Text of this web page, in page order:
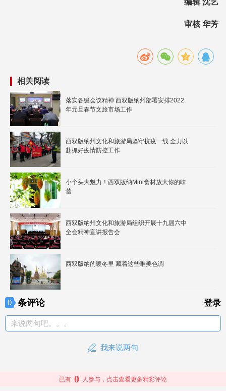
编辑 沈艺
审核 华芳
相关阅读
落实各级会议精神 西双版纳州部署安排2022
年元旦春节文旅市场工作
西双版纳州文化和旅游局坚守抗疫一线 全力以
赴抓好疫情防控工作
小个头大魅力！西双版纳Mini食材放大你的味
蕾
西双版纳州文化和旅游局组织开展十九届六中
全会精神宣讲报告会
西双版纳的暖冬里 藏着这些唯美色调
0 条评论 登录
来说两句吧。。。
我来说两句
已有 0 人参与，点击查看更多精彩评论